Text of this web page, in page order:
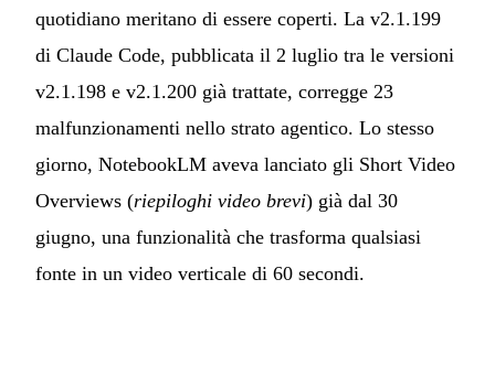
quotidiano meritano di essere coperti. La v2.1.199
di Claude Code, pubblicata il 2 luglio tra le versioni
v2.1.198 e v2.1.200 già trattate, corregge 23
malfunzionamenti nello strato agentico. Lo stesso
giorno, NotebookLM aveva lanciato gli Short Video
Overviews (riepiloghi video brevi) già dal 30
giugno, una funzionalità che trasforma qualsiasi
fonte in un video verticale di 60 secondi.